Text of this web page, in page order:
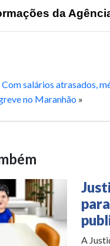
da
Com salários atrasados,
no Maranhão »
A